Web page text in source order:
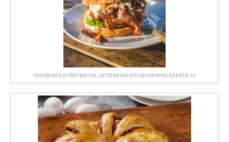
HAMBURGER MET BACON, GEITENKAAS EN GEKARAMELISEERDE UI